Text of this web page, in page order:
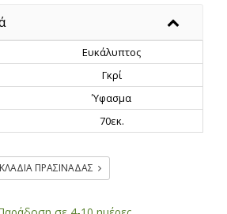
Ευκάλυπτος
Γκρί
Ύφασμα
70εκ.
ΚΛΑΔΙΑ ΠΡΑΣΙΝΑΔΑΣ